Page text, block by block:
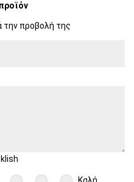
την προβολή της
Καλή